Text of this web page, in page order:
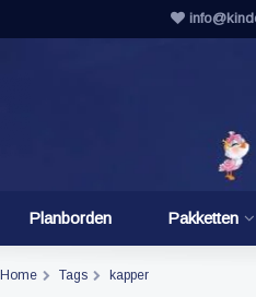
Planborden Pakketten
Home Tags kapper